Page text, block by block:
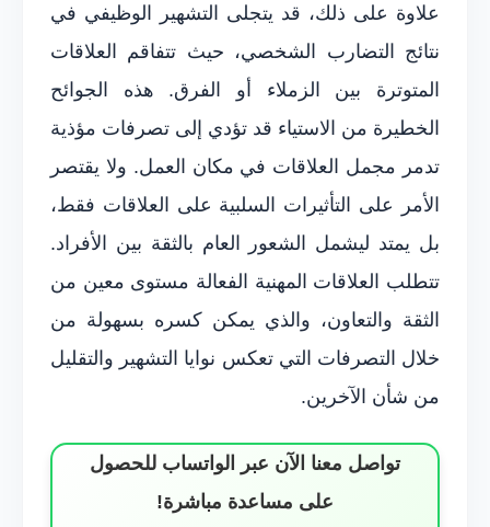
علاوة على ذلك، قد يتجلى التشهير الوظيفي في
نتائج التضارب الشخصي، حيث تتفاقم العلاقات
المتوترة بين الزملاء أو الفرق. هذه الجوائح
الخطيرة من الاستياء قد تؤدي إلى تصرفات مؤذية
تدمر مجمل العلاقات في مكان العمل. ولا يقتصر
الأمر على التأثيرات السلبية على العلاقات فقط،
بل يمتد ليشمل الشعور العام بالثقة بين الأفراد.
تتطلب العلاقات المهنية الفعالة مستوى معين من
الثقة والتعاون، والذي يمكن كسره بسهولة من
خلال التصرفات التي تعكس نوايا التشهير والتقليل
من شأن الآخرين.
تواصل معنا الآن عبر الواتساب للحصول
على مساعدة مباشرة!